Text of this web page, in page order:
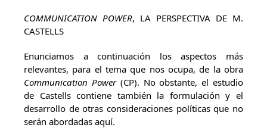
COMMUNICATION POWER, LA PERSPECTIVA DE M.
CASTELLS
Enunciamos a continuación los aspectos más
relevantes, para el tema que nos ocupa, de la obra
Communication Power(CP). No obstante, el estudio
de Castells contiene también la formulación y el
desarrollo de otras consideraciones políticas que no
serán abordadas aquí.